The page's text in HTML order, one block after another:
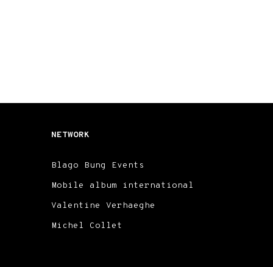
NETWORK
Blago Bung Events
Mobile album international
Valentine Verhaeghe
Michel Collet